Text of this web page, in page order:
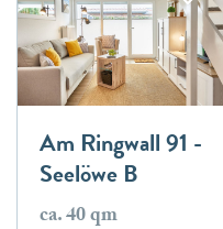
Am Ringwall 91 -
Seelöwe B
ca. 40 qm